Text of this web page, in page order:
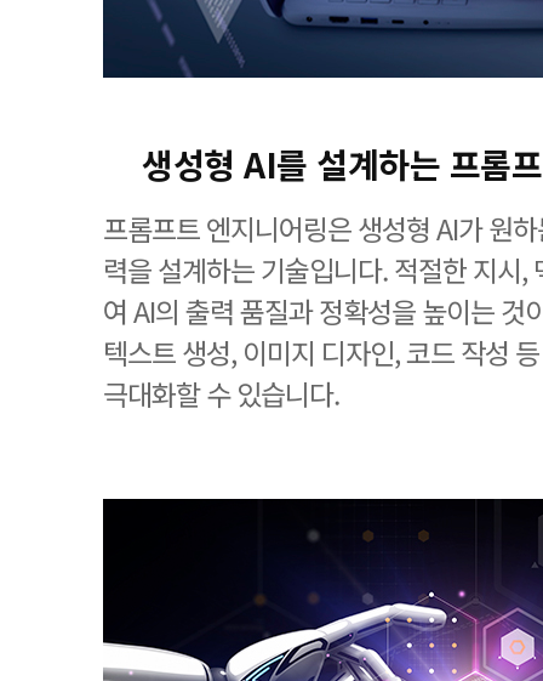
생성형 AI를 설계하는 프롬
프롬프트 엔지니어링은 생성형 AI가 원
력을 설계하는 기술입니다. 적절한 지시,
여 AI의 출력 품질과 정확성을 높이는 것
텍스트 생성, 이미지 디자인, 코드 작성
극대화할 수 있습니다.